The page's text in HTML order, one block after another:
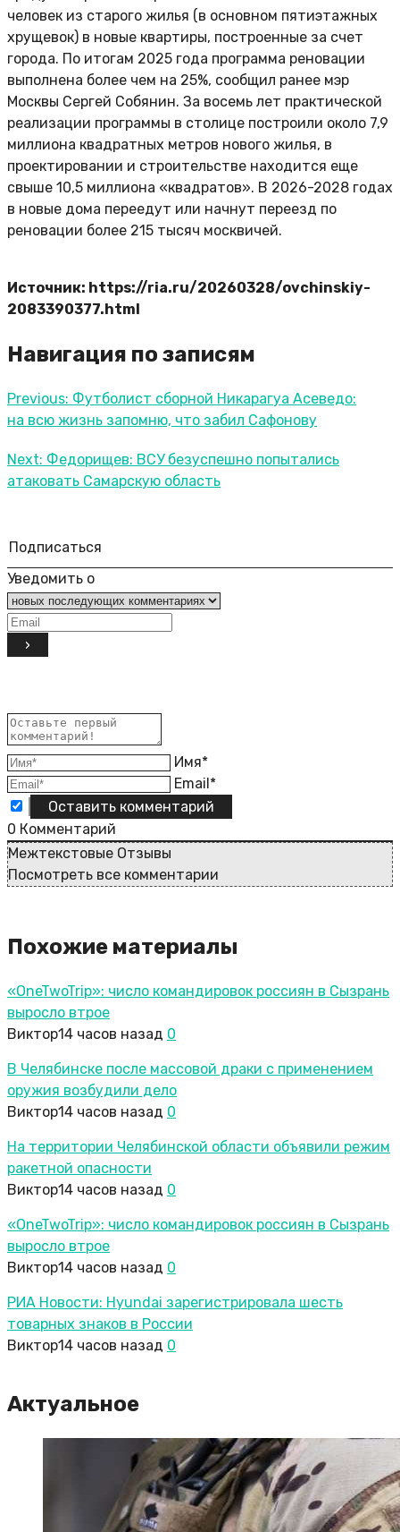
человек из старого жилья (в основном пятиэтажных
хрущевок) в новые квартиры, построенные за счет
города. По итогам 2025 года программа реновации
выполнена более чем на 25%, сообщил ранее мэр
Москвы Сергей Собянин. За восемь лет практической
реализации программы в столице построили около 7,9
миллиона квадратных метров нового жилья, в
проектировании и строительстве находится еще
свыше 10,5 миллиона «квадратов». В 2026-2028 годах
в новые дома переедут или начнут переезд по
реновации более 215 тысяч москвичей.
Источник: https://ria.ru/20260328/ovchinskiy-
2083390377.html
Навигация по записям
Previous: Футболист сборной Никарагуа Асеведо:
на всю жизнь запомню, что забил Сафонову
Next: Федорищев: ВСУ безуспешно попытались
атаковать Самарскую область
Подписаться
Уведомить о
Имя*
Email*
0 Комментарий
Межтекстовые Отзывы
Посмотреть все комментарии
Похожие материалы
«OneTwoTrip»: число командировок россиян в Сызрань
выросло втрое
Виктор14 часов назад 0
В Челябинске после массовой драки с применением
оружия возбудили дело
Виктор14 часов назад 0
На территории Челябинской области объявили режим
ракетной опасности
Виктор14 часов назад 0
«OneTwoTrip»: число командировок россиян в Сызрань
выросло втрое
Виктор14 часов назад 0
РИА Новости: Hyundai зарегистрировала шесть
товарных знаков в России
Виктор14 часов назад 0
Актуальное